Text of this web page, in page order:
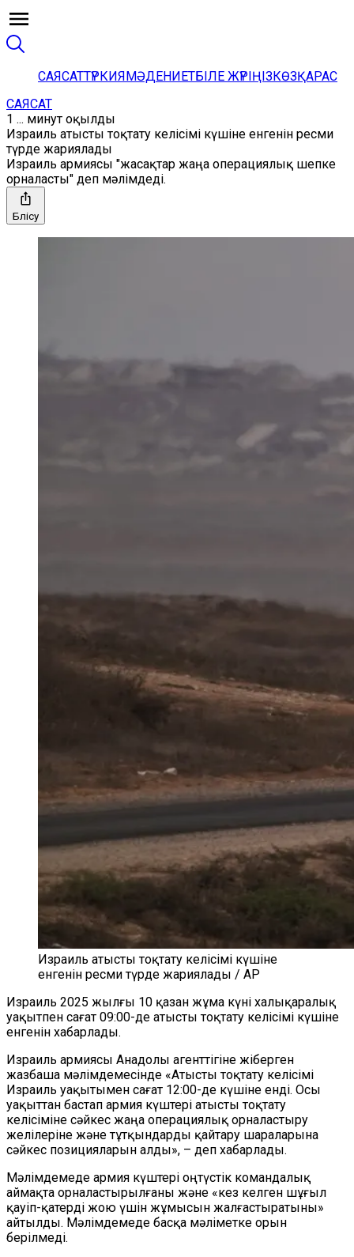
САЯСАТТҮРКИЯМӘДЕНИЕТБІЛЕ ЖҮРІҢІЗКӨЗҚАРАС
САЯСАТ
1 ... минут оқылды
Израиль атысты тоқтату келісімі күшіне енгенін ресми
түрде жариялады
Израиль армиясы "жасақтар жаңа операциялық шепке
орналасты" деп мәлімдеді.
Бөлісу
Израиль атысты тоқтату келісімі күшіне
енгенін ресми түрде жариялады / AP
Израиль 2025 жылғы 10 қазан жұма күні халықаралық
уақытпен сағат 09:00-де атысты тоқтату келісімі күшіне
енгенін хабарлады.
Израиль армиясы Анадолы агенттігіне жіберген
жазбаша мәлімдемесінде «Атысты тоқтату келісімі
Израиль уақытымен сағат 12:00-де күшіне енді. Осы
уақыттан бастап армия күштері атысты тоқтату
келісіміне сәйкес жаңа операциялық орналастыру
желілеріне және тұтқындарды қайтару шараларына
сәйкес позицияларын алды», – деп хабарлады.
Мәлімдемеде армия күштері оңтүстік командалық
аймақта орналастырылғаны және «кез келген шұғыл
қауіп-қатерді жою үшін жұмысын жалғастыратыны»
айтылды. Мәлімдемеде басқа мәліметке орын
берілмеді.